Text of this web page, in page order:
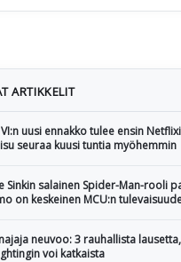
ARTIKKELIT
VI:n uusi ennakko tulee ensin
seuraa kuusi tuntia myöhemmin
Sinkin salainen Spider-Man-rooli
on keskeinen MCU:n
neuvoo: 3 rauhallista
voi katkaista